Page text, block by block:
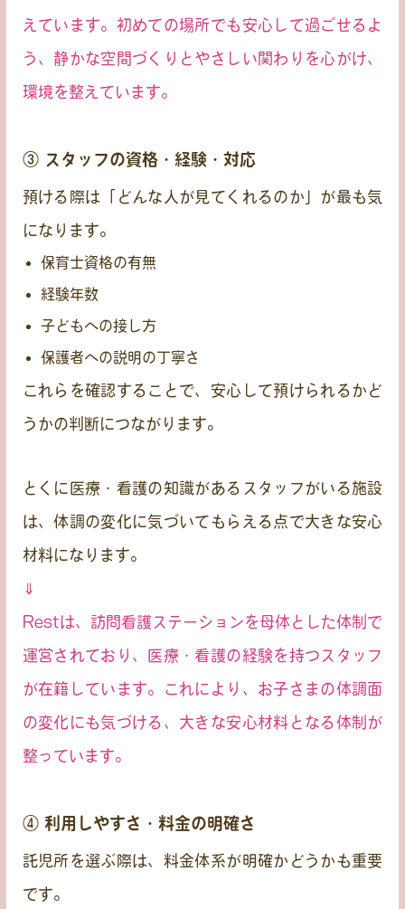
えています。初めての場所でも安心して過ごせるよ
う、静かな空間づくりとやさしい関わりを心がけ、
環境を整えています。
③ スタッフの資格・経験・対応
預ける際は「どんな人が見てくれるのか」が最も気
になります。
保育士資格の有無
経験年数
子どもへの接し方
保護者への説明の丁寧さ
これらを確認することで、安心して預けられるかど
うかの判断につながります。
とくに医療・看護の知識があるスタッフがいる施設
は、体調の変化に気づいてもらえる点で大きな安心
材料になります。
⇓
Restは、訪問看護ステーションを母体とした体制で
運営されており、医療・看護の経験を持つスタッフ
が在籍しています。これにより、お子さまの体調面
の変化にも気づける、大きな安心材料となる体制が
整っています。
④ 利用しやすさ・料金の明確さ
託児所を選ぶ際は、料金体系が明確かどうかも重要
です。